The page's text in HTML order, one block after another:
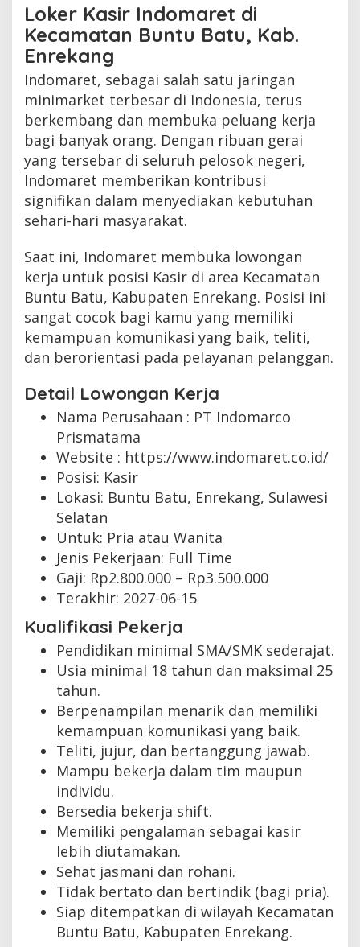
Loker Kasir Indomaret di
Kecamatan Buntu Batu, Kab.
Enrekang
Indomaret, sebagai salah satu jaringan
minimarket terbesar di Indonesia, terus
berkembang dan membuka peluang kerja
bagi banyak orang. Dengan ribuan gerai
yang tersebar di seluruh pelosok negeri,
Indomaret memberikan kontribusi
signifikan dalam menyediakan kebutuhan
sehari-hari masyarakat.
Saat ini, Indomaret membuka lowongan
kerja untuk posisi Kasir di area Kecamatan
Buntu Batu, Kabupaten Enrekang. Posisi ini
sangat cocok bagi kamu yang memiliki
kemampuan komunikasi yang baik, teliti,
dan berorientasi pada pelayanan pelanggan.
Detail Lowongan Kerja
Nama Perusahaan : PT Indomarco
Prismatama
Website : https://www.indomaret.co.id/
Posisi: Kasir
Lokasi: Buntu Batu, Enrekang, Sulawesi
Selatan
Untuk: Pria atau Wanita
Jenis Pekerjaan: Full Time
Gaji: Rp2.800.000 – Rp3.500.000
Terakhir: 2027-06-15
Kualifikasi Pekerja
Pendidikan minimal SMA/SMK sederajat.
Usia minimal 18 tahun dan maksimal 25
tahun.
Berpenampilan menarik dan memiliki
kemampuan komunikasi yang baik.
Teliti, jujur, dan bertanggung jawab.
Mampu bekerja dalam tim maupun
individu.
Bersedia bekerja shift.
Memiliki pengalaman sebagai kasir
lebih diutamakan.
Sehat jasmani dan rohani.
Tidak bertato dan bertindik (bagi pria).
Siap ditempatkan di wilayah Kecamatan
Buntu Batu, Kabupaten Enrekang.